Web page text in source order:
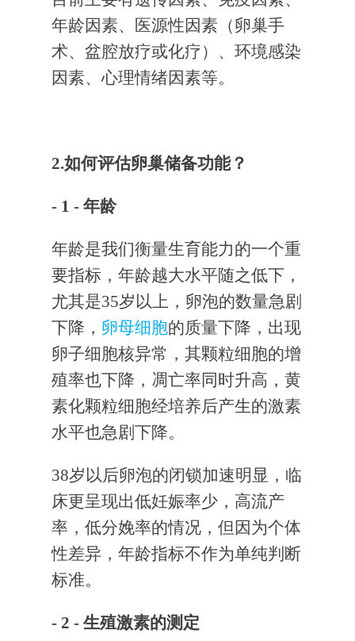
年龄因素、医源性因素（卵巢手
术、盆腔放疗或化疗）、环境感染
因素、心理情绪因素等。
2.如何评估卵巢储备功能？
- 1 - 年龄
年龄是我们衡量生育能力的一个重
要指标，年龄越大水平随之低下，
尤其是35岁以上，卵泡的数量急剧
下降， 卵母细胞的质量下降，出现
卵子细胞核异常，其颗粒细胞的增
殖率也下降，凋亡率同时升高，黄
素化颗粒细胞经培养后产生的激素
水平也急剧下降。
38岁以后卵泡的闭锁加速明显，临
床更呈现出低妊娠率少，高流产
率，低分娩率的情况，但因为个体
性差异，年龄指标不作为单纯判断
标准。
- 2 - 生殖激素的测定